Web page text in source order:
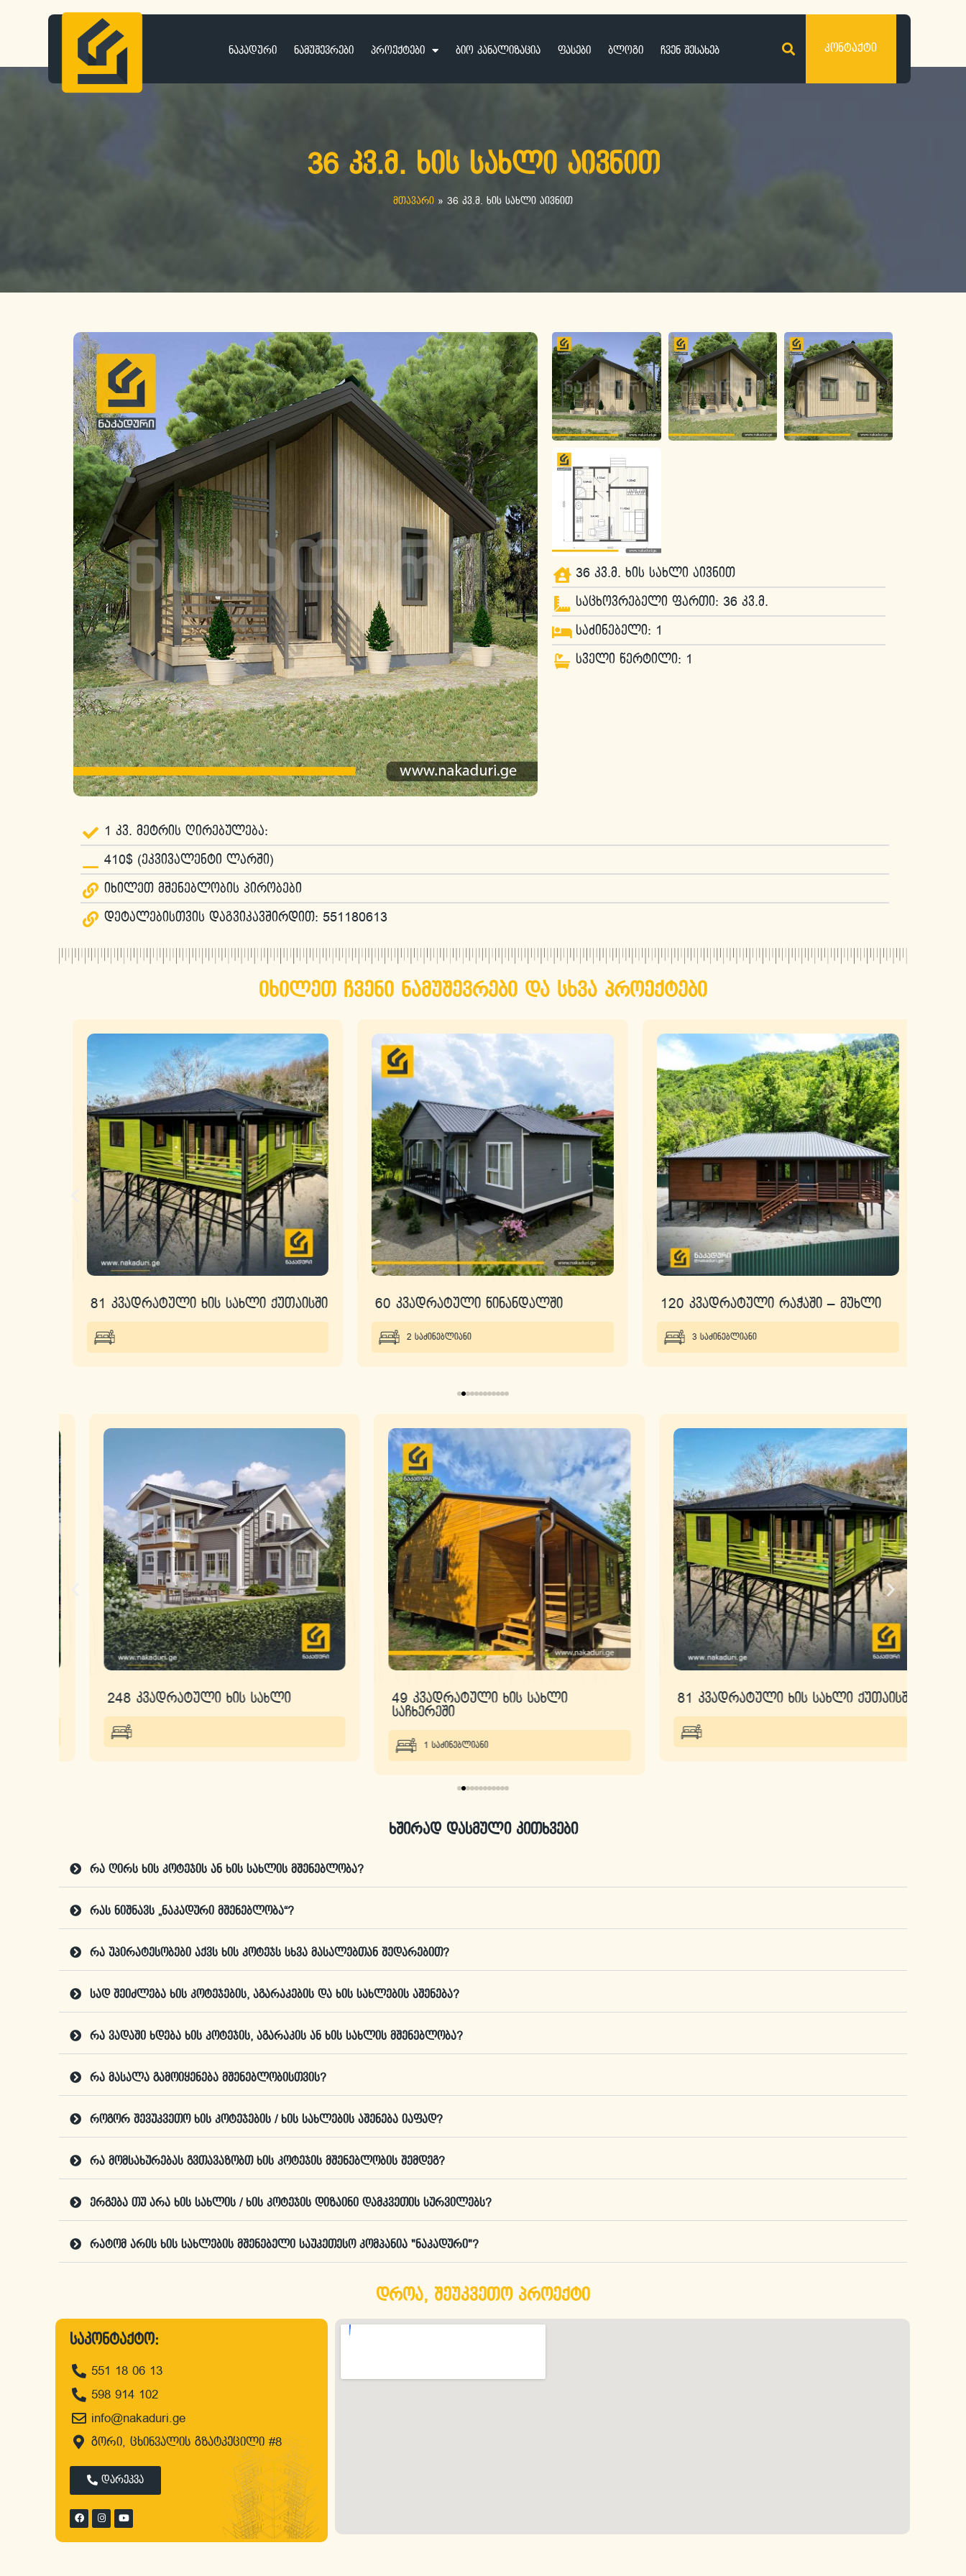
ნაკადური ნამუშევრები პროექტები ბიო კანალიზაცია ფასები ბლოგი ჩვენ შესახებ კონტაქტი
36 კვ.მ. ხის სახლი აივნით
მთავარი » 36 კვ.მ. ხის სახლი აივნით
36 კვ.მ. ხის სახლი აივნით
საცხოვრებელი ფართი: 36 კვ.მ.
საძინებელი: 1
სველი წერტილი: 1
1 კვ. მეტრის ღირებულება:
410$ (ეკვივალენტი ლარში)
იხილეთ მშენებლობის პირობები
დეტალებისთვის დაგვიკავშირდით: 551180613
იხილეთ ჩვენი ნამუშევრები და სხვა პროექტები
81 კვადრატული ხის სახლი ქუთაისში 60 კვადრატული წინანდალში
2 საძინებლიანი
120 კვადრატული რაჭაში – მუხლი
3 საძინებლიანი
248 კვადრატული ხის სახლი
49 კვადრატული ხის სახლი
საჩხერეში
1 საძინებლიანი
81 კვადრატული ხის სახლი ქუთაისში
ხშირად დასმული კითხვები
რა ღირს ხის კოტეჯის ან ხის სახლის მშენებლობა?
რას ნიშნავს „ნაკადური მშენებლობა“?
რა უპირატესობები აქვს ხის კოტეჯს სხვა მასალებთან შედარებით?
სად შეიძლება ხის კოტეჯების, აგარაკების და ხის სახლების აშენება?
რა ვადაში ხდება ხის კოტეჯის, აგარაკის ან ხის სახლის მშენებლობა?
რა მასალა გამოიყენება მშენებლობისთვის?
როგორ შევუკვეთო ხის კოტეჯების / ხის სახლების აშენება იაფად?
რა მომსახურებას გვთავაზობთ ხის კოტეჯის მშენებლობის შემდეგ?
ერგება თუ არა ხის სახლის / ხის კოტეჯის დიზაინი დამკვეთის სურვილებს?
რატომ არის ხის სახლების მშენებელი საუკეთესო კომპანია "ნაკადური"?
დროა, შეუკვეთო პროექტი
საკონტაქტო:
551 18 06 13
598 914 102
info@nakaduri.ge
გორი, ცხინვალის გზატკეცილი #8
დარეკვა